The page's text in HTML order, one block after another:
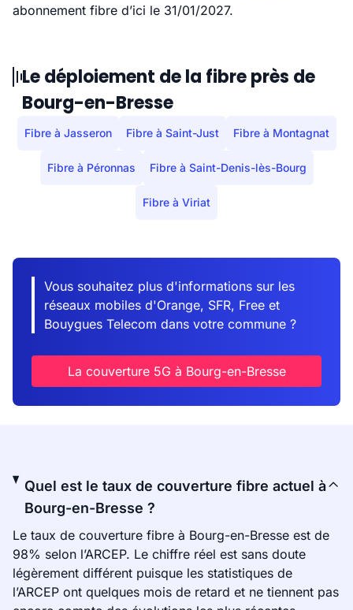
abonnement fibre d’ici le 31/01/2027.
Le déploiement de la fibre près de
Bourg-en-Bresse
Fibre à Jasseron Fibre à Saint-Just Fibre à Montagnat
Fibre à Péronnas Fibre à Saint-Denis-lès-Bourg
Fibre à Viriat
Vous souhaitez plus d'informations sur les
réseaux mobiles d'Orange, SFR, Free et
Bouygues Telecom dans votre commune ?
La couverture 5G à Bourg-en-Bresse
Quel est le taux de couverture fibre actuel à
Bourg-en-Bresse ?
Le taux de couverture fibre à Bourg-en-Bresse est de
98% selon l’ARCEP. Le chiffre réel est sans doute
légèrement différent puisque les statistiques de
l’ARCEP ont quelques mois de retard et ne tiennent pas